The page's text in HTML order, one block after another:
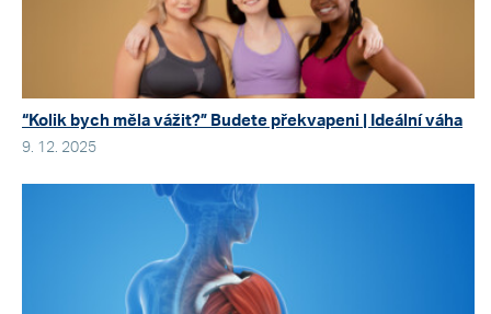
“Kolik bych měla vážit?” Budete překvapeni | Ideální váha
9. 12. 2025